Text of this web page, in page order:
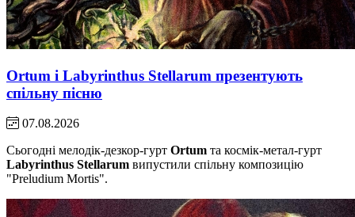
Ortum і Labyrinthus Stellarum презентують
спільну пісню
07.08.2026
Сьогодні мелодік-дезкор-гурт Ortum та космік-метал-гурт
Labyrinthus Stellarum випустили спільну композицію
"Preludium Mortis".